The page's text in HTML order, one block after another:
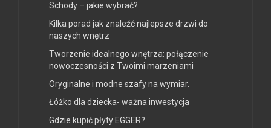
Schody – jakie wybrać?
Kilka porad jak znaleźć najlepsze drzwi do
naszych wnętrz
Tworzenie idealnego wnętrza: połączenie
nowoczesności z Twoimi marzeniami
Oryginalne i modne szafy na wymiar.
Łóżko dla dziecka- ważna inwestycja
Gdzie kupić płyty EGGER?